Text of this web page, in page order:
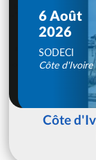
6 Août
2026
SODECI
Côte d'Ivoire
Côte